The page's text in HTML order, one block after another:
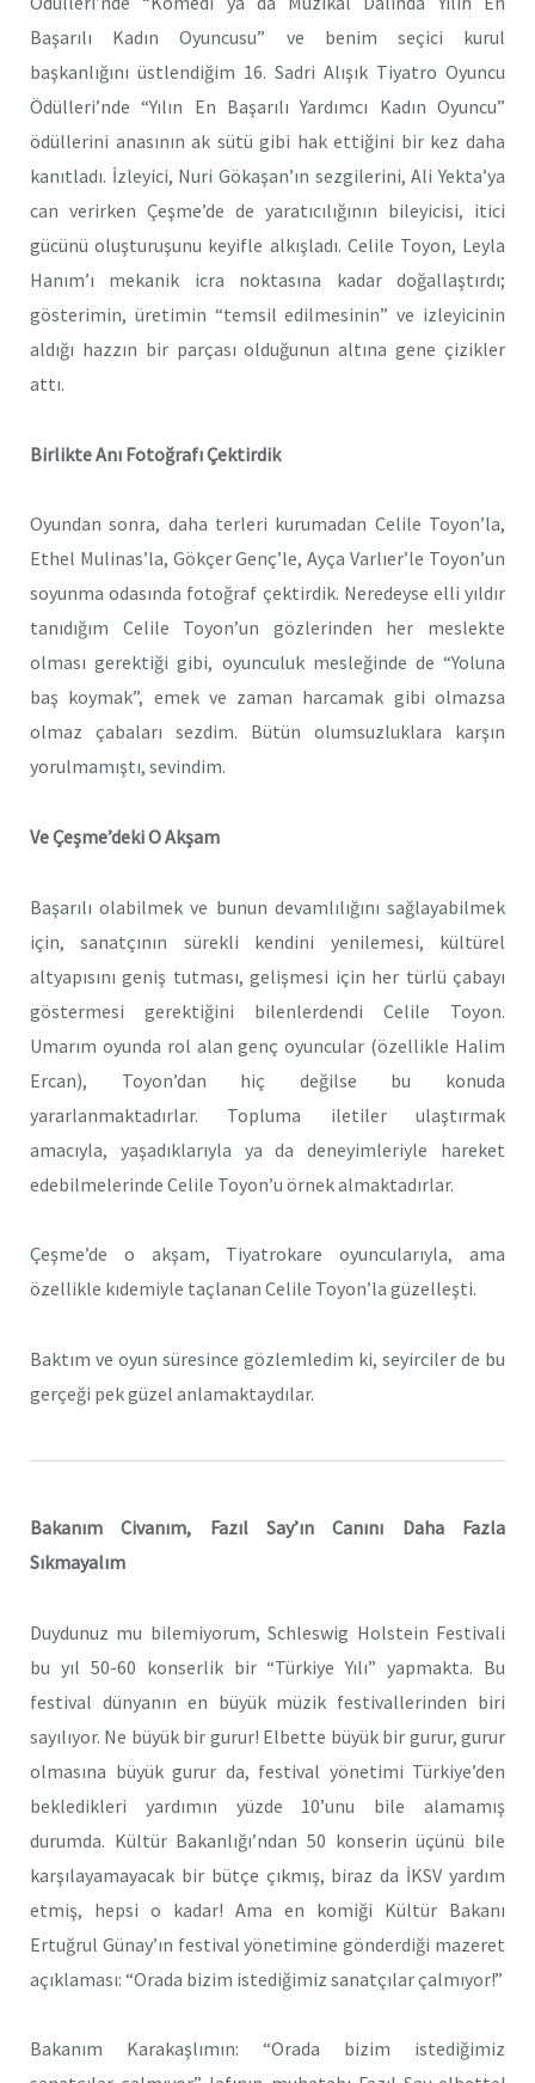
Başarılı Kadın Oyuncusu” ve benim seçici kurul
başkanlığını üstlendiğim 16. Sadri Alışık Tiyatro Oyuncu
Ödülleri’nde “Yılın En Başarılı Yardımcı Kadın Oyuncu”
ödüllerini anasının ak sütü gibi hak ettiğini bir kez daha
kanıtladı. İzleyici, Nuri Gökaşan’ın sezgilerini, Ali Yekta’ya
can verirken Çeşme’de de yaratıcılığının bileyicisi, itici
gücünü oluşturuşunu keyifle alkışladı. Celile Toyon, Leyla
Hanım’ı mekanik icra noktasına kadar doğallaştırdı;
gösterimin, üretimin “temsil edilmesinin” ve izleyicinin
aldığı hazzın bir parçası olduğunun altına gene çizikler
attı.
Birlikte Anı Fotoğrafı Çektirdik
Oyundan sonra, daha terleri kurumadan Celile Toyon’la,
Ethel Mulinas’la, Gökçer Genç’le, Ayça Varlıer’le Toyon’un
soyunma odasında fotoğraf çektirdik. Neredeyse elli yıldır
tanıdığım Celile Toyon’un gözlerinden her meslekte
olması gerektiği gibi, oyunculuk mesleğinde de “Yoluna
baş koymak”, emek ve zaman harcamak gibi olmazsa
olmaz çabaları sezdim. Bütün olumsuzluklara karşın
yorulmamıştı, sevindim.
Ve Çeşme’deki O Akşam
Başarılı olabilmek ve bunun devamlılığını sağlayabilmek
için, sanatçının sürekli kendini yenilemesi, kültürel
altyapısını geniş tutması, gelişmesi için her türlü çabayı
göstermesi gerektiğini bilenlerdendi Celile Toyon.
Umarım oyunda rol alan genç oyuncular (özellikle Halim
Ercan), Toyon’dan hiç değilse bu konuda
yararlanmaktadırlar. Topluma iletiler ulaştırmak
amacıyla, yaşadıklarıyla ya da deneyimleriyle hareket
edebilmelerinde Celile Toyon’u örnek almaktadırlar.
Çeşme’de o akşam, Tiyatrokare oyuncularıyla, ama
özellikle kıdemiyle taçlanan Celile Toyon’la güzelleşti.
Baktım ve oyun süresince gözlemledim ki, seyirciler de bu
gerçeği pek güzel anlamaktaydılar.
Bakanım Civanım, Fazıl Say’ın Canını Daha Fazla
Sıkmayalım
Duydunuz mu bilemiyorum, Schleswig Holstein Festivali
bu yıl 50-60 konserlik bir “Türkiye Yılı” yapmakta. Bu
festival dünyanın en büyük müzik festivallerinden biri
sayılıyor. Ne büyük bir gurur! Elbette büyük bir gurur, gurur
olmasına büyük gurur da, festival yönetimi Türkiye’den
bekledikleri yardımın yüzde 10’unu bile alamamış
durumda. Kültür Bakanlığı’ndan 50 konserin üçünü bile
karşılayamayacak bir bütçe çıkmış, biraz da İKSV yardım
etmiş, hepsi o kadar! Ama en komiği Kültür Bakanı
Ertuğrul Günay’ın festival yönetimine gönderdiği mazeret
açıklaması: “Orada bizim istediğimiz sanatçılar çalmıyor!”
Bakanım Karakaşlımın: “Orada bizim istediğimiz